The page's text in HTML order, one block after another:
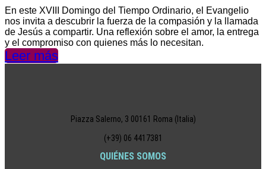
En este XVIII Domingo del Tiempo Ordinario, el Evangelio
nos invita a descubrir la fuerza de la compasión y la llamada
de Jesús a compartir. Una reflexión sobre el amor, la entrega
y el compromiso con quienes más lo necesitan.
Leer más
Piazza Salerno, 3 00161 Roma (Italia)
(+39) 06 4417381
QUIÉNES SOMOS